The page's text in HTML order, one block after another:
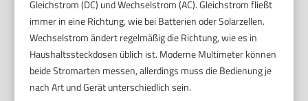
Gleichstrom (DC) und Wechselstrom (AC). Gleichstrom fließt
immer in eine Richtung, wie bei Batterien oder Solarzellen.
Wechselstrom ändert regelmäßig die Richtung, wie es in
Haushaltssteckdosen üblich ist. Moderne Multimeter können
beide Stromarten messen, allerdings muss die Bedienung je
nach Art und Gerät unterschiedlich sein.